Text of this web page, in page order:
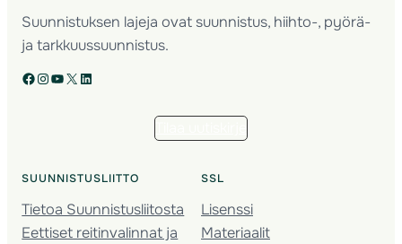
Suunnistuksen lajeja ovat suunnistus, hiihto-, pyörä-
ja tarkkuussuunnistus.
Facebook Instagram YouTube X LinkedIn
SUUNNISTUSLIITTO
Tietoa Suunnistusliitosta
Eettiset reitinvalinnat ja
SSL
Lisenssi
Materiaalit